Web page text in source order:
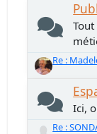
Re :
Ici,
Re :